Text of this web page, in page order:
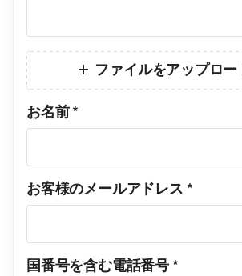
ファイルをアップロー
お名前 *
お客様のメールアドレス *
国番号を含む電話番号 *